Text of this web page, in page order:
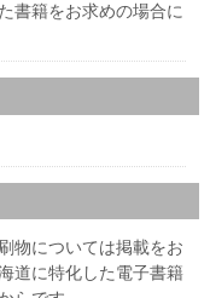
書籍をお求めの場合に
物については掲載をお
道に特化した電子書籍